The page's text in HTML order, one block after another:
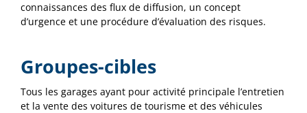
connaissances des flux de diffusion, un concept
d’urgence et une procédure d’évaluation des risques.
Groupes-cibles
Tous les garages ayant pour activité principale l’entretien
et la vente des voitures de tourisme et des véhicules